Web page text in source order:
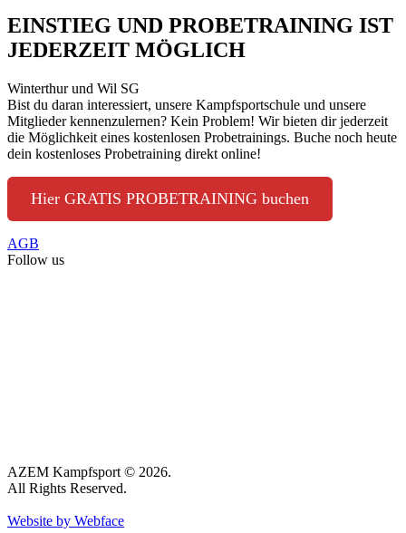
EINSTIEG UND PROBETRAINING IST
JEDERZEIT MÖGLICH
Winterthur und Wil SG
Bist du daran interessiert, unsere Kampfsportschule und unsere
Mitglieder kennenzulernen? Kein Problem! Wir bieten dir jederzeit
die Möglichkeit eines kostenlosen Probetrainings. Buche noch heute
dein kostenloses Probetraining direkt online!
Hier GRATIS PROBETRAINING buchen
AGB
Follow us
AZEM Kampfsport © 2026.
All Rights Reserved.
Website by Webface